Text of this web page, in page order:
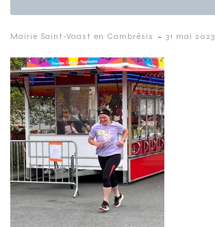
Mairie Saint-Vaast en Cambrésis - 31 mai 2023